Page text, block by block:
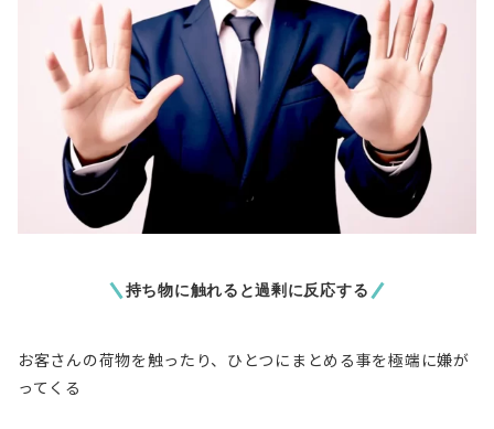
持ち物に触れると過剰に反応する
お客さんの荷物を触ったり、ひとつにまとめる事を極端に嫌が
ってくる